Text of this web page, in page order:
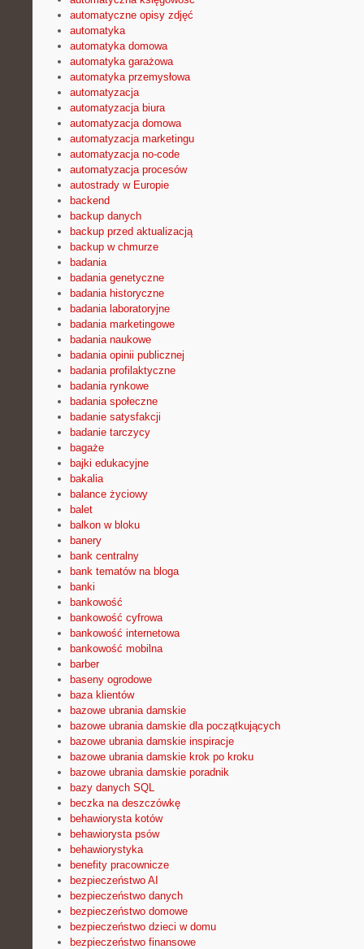
automatyczne opisy zdjęć
automatyka
automatyka domowa
automatyka garażowa
automatyka przemysłowa
automatyzacja
automatyzacja biura
automatyzacja domowa
automatyzacja marketingu
automatyzacja no-code
automatyzacja procesów
autostrady w Europie
backend
backup danych
backup przed aktualizacją
backup w chmurze
badania
badania genetyczne
badania historyczne
badania laboratoryjne
badania marketingowe
badania naukowe
badania opinii publicznej
badania profilaktyczne
badania rynkowe
badania społeczne
badanie satysfakcji
badanie tarczycy
bagaże
bajki edukacyjne
bakalia
balance życiowy
balet
balkon w bloku
banery
bank centralny
bank tematów na bloga
banki
bankowość
bankowość cyfrowa
bankowość internetowa
bankowość mobilna
barber
baseny ogrodowe
baza klientów
bazowe ubrania damskie
bazowe ubrania damskie dla początkujących
bazowe ubrania damskie inspiracje
bazowe ubrania damskie krok po kroku
bazowe ubrania damskie poradnik
bazy danych SQL
beczka na deszczówkę
behawiorysta kotów
behawiorysta psów
behawiorystyka
benefity pracownicze
bezpieczeństwo AI
bezpieczeństwo danych
bezpieczeństwo domowe
bezpieczeństwo dzieci w domu
bezpieczeństwo finansowe